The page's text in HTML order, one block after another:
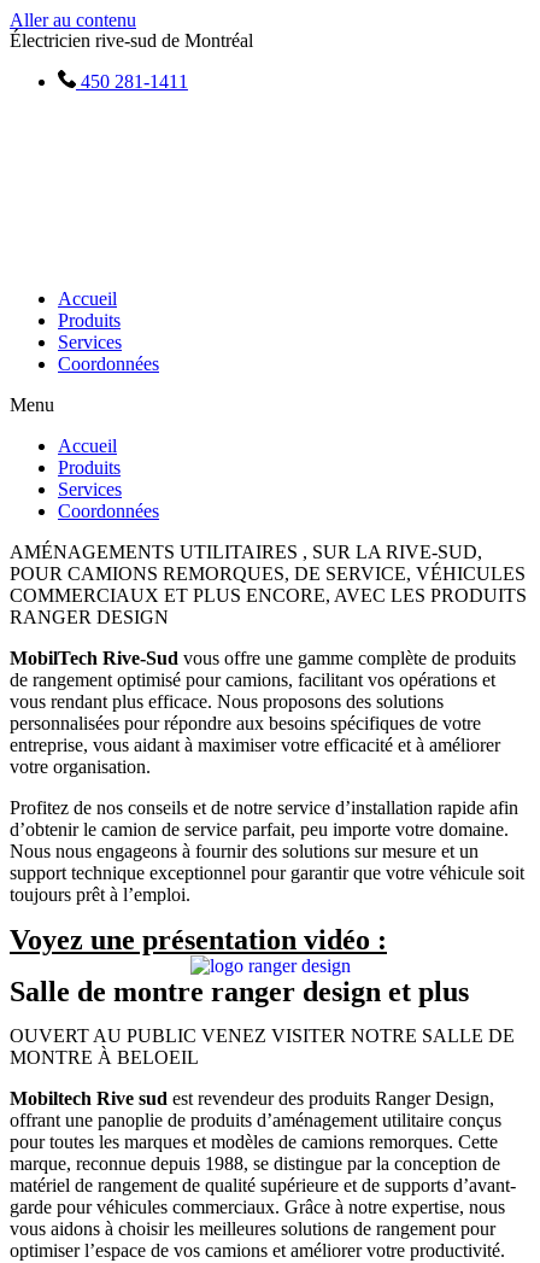
Aller au contenu
Électricien rive-sud de Montréal
450 281-1411
Accueil
Produits
Services
Coordonnées
Menu
Accueil
Produits
Services
Coordonnées
AMÉNAGEMENTS UTILITAIRES , SUR LA RIVE-SUD,
POUR CAMIONS REMORQUES, DE SERVICE, VÉHICULES
COMMERCIAUX ET PLUS ENCORE, AVEC LES PRODUITS
RANGER DESIGN
MobilTech Rive-Sud vous offre une gamme complète de produits
de rangement optimisé pour camions, facilitant vos opérations et
vous rendant plus efficace. Nous proposons des solutions
personnalisées pour répondre aux besoins spécifiques de votre
entreprise, vous aidant à maximiser votre efficacité et à améliorer
votre organisation.
Profitez de nos conseils et de notre service d’installation rapide afin
d’obtenir le camion de service parfait, peu importe votre domaine.
Nous nous engageons à fournir des solutions sur mesure et un
support technique exceptionnel pour garantir que votre véhicule soit
toujours prêt à l’emploi.
Voyez une présentation vidéo :
Salle de montre ranger design et plus
OUVERT AU PUBLIC VENEZ VISITER NOTRE SALLE DE
MONTRE À BELOEIL
Mobiltech Rive sud est revendeur des produits Ranger Design,
offrant une panoplie de produits d’aménagement utilitaire conçus
pour toutes les marques et modèles de camions remorques. Cette
marque, reconnue depuis 1988, se distingue par la conception de
matériel de rangement de qualité supérieure et de supports d’avant-
garde pour véhicules commerciaux. Grâce à notre expertise, nous
vous aidons à choisir les meilleures solutions de rangement pour
optimiser l’espace de vos camions et améliorer votre productivité.